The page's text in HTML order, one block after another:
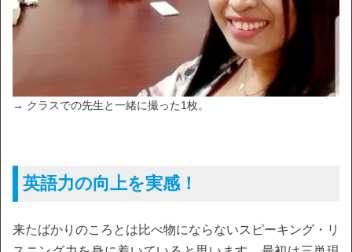
→ クラスでの先生と一緒に撮った1枚。
英語力の向上を実感！
来たばかりのころとは比べ物にならないスピーキング・リ